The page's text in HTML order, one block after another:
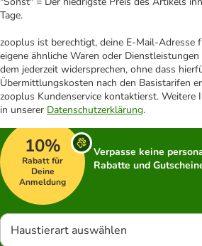
Tage.
zooplus ist berechtigt, deine E-Mail-Adresse
eigene ähnliche Waren oder
dem jederzeit widersprechen, ohne dass
Übermittlungskosten nach den Basistarifen
zooplus Kundenservice kontaktierst.
in unserer Datenschutzerklärung.
10%
Rabatt für
Deine
Anmeldung
Verpasse keine
Rabatte und
Haustierart auswählen